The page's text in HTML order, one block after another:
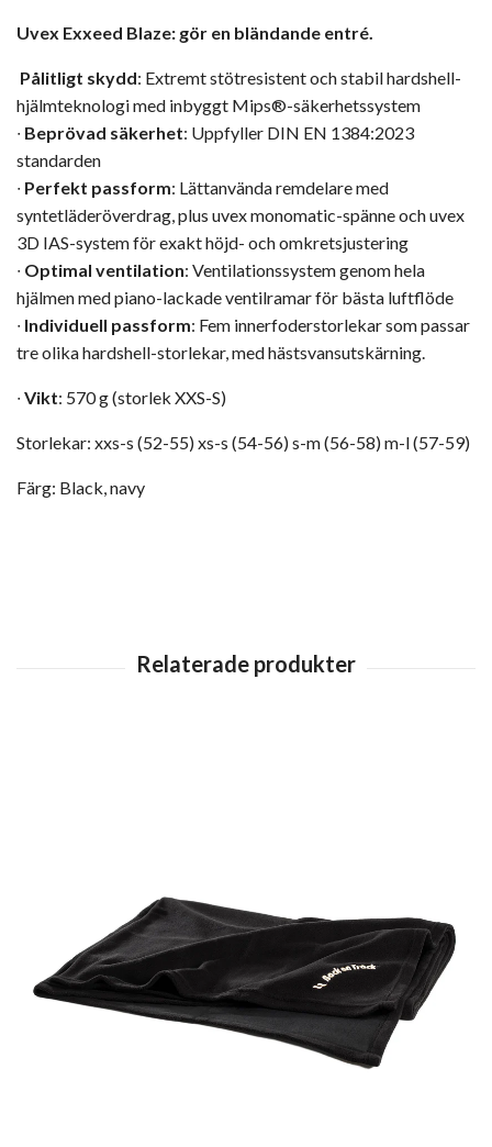
Uvex Exxeed Blaze: gör en bländande entré.
Pålitligt skydd: Extremt stötresistent och stabil hardshell-
hjälmteknologi med inbyggt Mips®-säkerhetssystem
∙ Beprövad säkerhet: Uppfyller DIN EN 1384:2023
standarden
∙ Perfekt passform: Lättanvända remdelare med
syntetläderöverdrag, plus uvex monomatic-spänne och uvex
3D IAS-system för exakt höjd- och omkretsjustering
∙ Optimal ventilation: Ventilationssystem genom hela
hjälmen med piano-lackade ventilramar för bästa luftflöde
∙ Individuell passform: Fem innerfoderstorlekar som passar
tre olika hardshell-storlekar, med hästsvansutskärning.
∙ Vikt: 570 g (storlek XXS-S)
Storlekar: xxs-s (52-55) xs-s (54-56) s-m (56-58) m-l (57-59)
Färg: Black, navy